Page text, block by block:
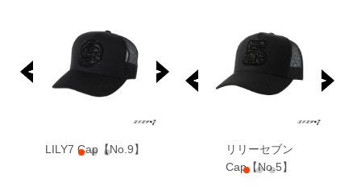
LILY7 Cap【No.9】
リリーセブン Cap
リリーセブン
Cap【No.5】